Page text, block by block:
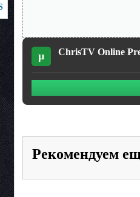
µ ChrisTV Online
Рекомендуем